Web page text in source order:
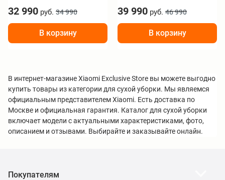
32 990 руб. 34 990
В корзину
39 990 руб. 46 990
В корзину
В интернет-магазине Xiaomi Exclusive Store вы можете выгодно
купить товары из категории для сухой уборки. Мы являемся
официальным представителем Xiaomi. Есть доставка по
Москве и официальная гарантия. Каталог для сухой уборки
включает модели с актуальными характеристиками, фото,
описанием и отзывами. Выбирайте и заказывайте онлайн.
Покупателям